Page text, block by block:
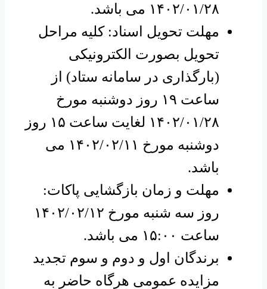
۱۴۰۲/۰۱/۲۸ می باشد.
مهلت تحویل اسناد: کلیه مراحل
تحویل بصورت الکترونیکی
(بارگذاری در سامانه ستاد) از
ساعت ۱۹ روز دوشنبه مورخ
۱۴۰۲/۰۱/۲۸ لغایت ساعت ۱۵ روز
دوشنبه مورخ ۱۴۰۲/۰۲/۱۱ می
باشد.
مهلت و زمان بازگشایی پاکات:
روز سه شنبه مورخ ۱۴۰۲/۰۲/۱۲
ساعت ۱۵:۰۰ می باشد.
برندگان اول و دوم و سوم تجدید
مزایده عمومی هرگاه حاضر به